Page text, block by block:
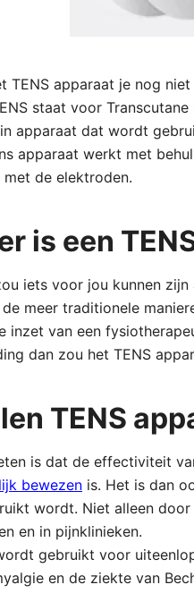
TENS apparaat je nog
staat voor
apparaat dat wordt
apparaat werkt met
de elektroden.
is een
iets voor jou kunnen
meer traditionele
inzet van een
dan zou het TENS
TENS
is dat de effectiviteit
bewezen is. Het is dan
wordt. Niet alleen
en in pijnklinieken.
gebruikt voor
en de ziekte van